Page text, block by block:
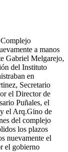
a manos
Gabriel Melgarejo,
del Instituto
en
Secretario
el Director de
Puñales, el
el Arq.Gino de
del complejo
los plazos
nuevamente el
el gobierno